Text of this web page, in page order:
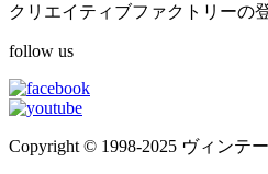
クリエイティブファクトリーの
follow us
Copyright © 1998-2025 ヴィンテ